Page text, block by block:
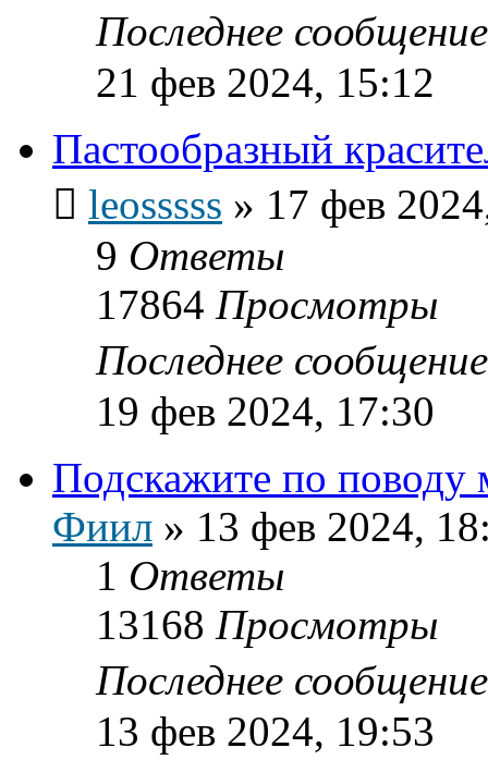
Последнее
21 фев 2024, 15:12
Пастообразный
leosssss » 17 фев
9 Ответы
17864 Просмотры
Последнее
19 фев 2024, 17:30
Подскажите по
Фиил » 13 фев 2024,
1 Ответы
13168 Просмотры
Последнее
13 фев 2024, 19:53